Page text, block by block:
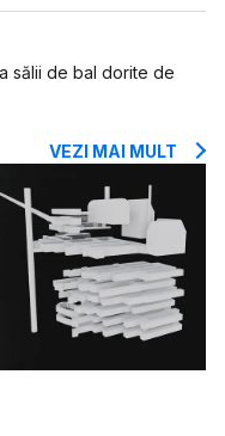
sălii de bal dorite de
VEZI MAI MULT